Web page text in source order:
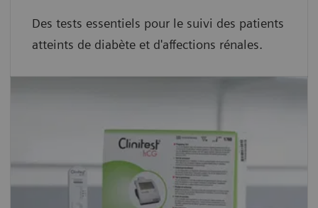
Des tests essentiels pour le suivi des patients
atteints de diabète et d'affections rénales.